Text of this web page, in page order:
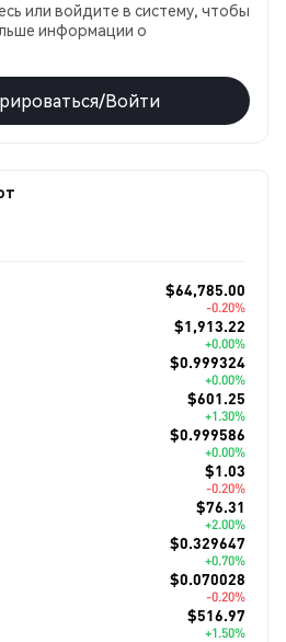
или войдите в систему, чтобы
информации о
Войти
$64,785.00
-0.20%
$1,913.22
+0.00%
$0.999324
+0.00%
$601.25
+1.30%
$0.999586
+0.00%
$1.03
-0.20%
$76.31
+2.00%
$0.329647
+0.70%
$0.070028
-0.20%
$516.97
+1.50%